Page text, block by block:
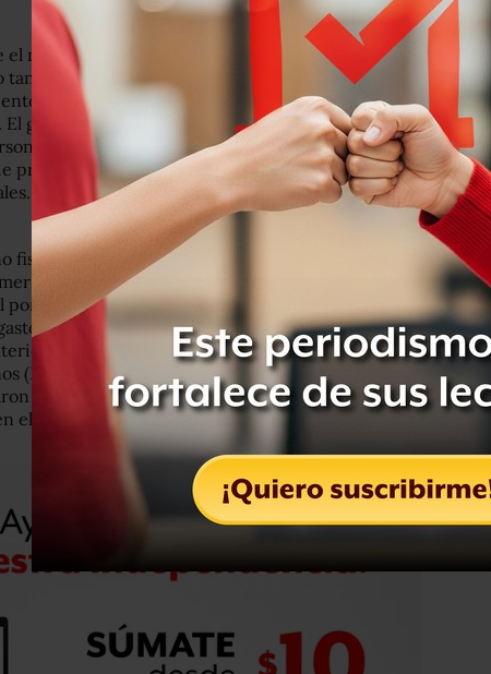
mayor crecimiento real del gasto
por el gasto corriente como por el de capital,
de 6.4% y 5%, repectivamente, en relación
El gasto corriente, expuso, aumentó en todos sus
que bajó apenas 2.9%, para cumplir con la
presupuesto de disminuir el gasto administrativo,
fiscalizador explicó que el gasto programable
semestre del año, debido a las mayores
8.3 por ciento en términos reales, por lo que
neto total, lo cual también implicó un
de 52.6 a 54.1%. En contraste, indicó, y a
(Pemex), las entidades bajo control
su gasto en sólo 1.8% real, y ello explica por qué
gasto, al pasar de 32.6 a 31.5% de 2010 a 2011.